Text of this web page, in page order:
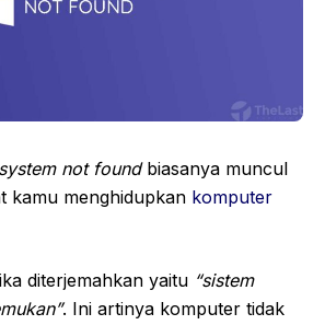
not foundbiasanya muncul
kamu menghidupkan komputer
diterjemahkan yaitu “sistem
. Ini artinya komputer tidak